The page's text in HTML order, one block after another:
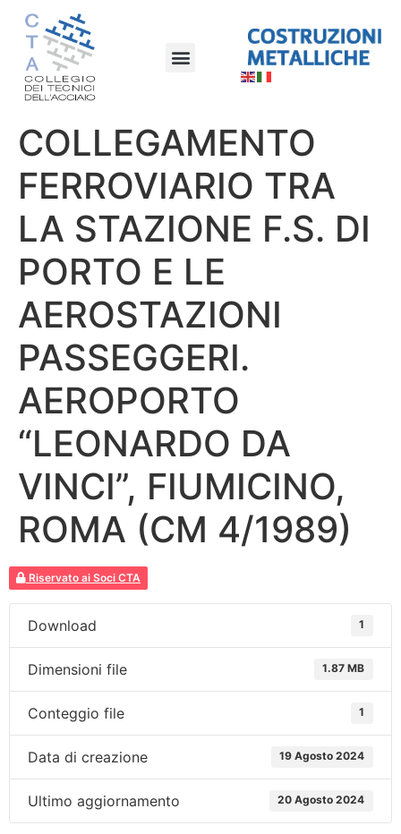
COLLEGAMENTO
FERROVIARIO TRA
LA STAZIONE F.S. DI
PORTO E LE
AEROSTAZIONI
PASSEGGERI.
AEROPORTO
“LEONARDO DA
VINCI”, FIUMICINO,
ROMA (CM 4/1989)
Riservato ai Soci CTA
Download 1
Dimensioni file 1.87 MB
Conteggio file 1
Data di creazione 19 Agosto 2024
Ultimo aggiornamento 20 Agosto 2024